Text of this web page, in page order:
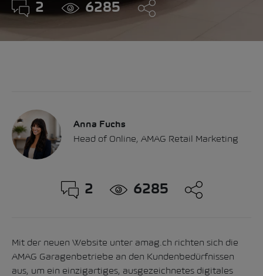
2 6285
Anna Fuchs
Head of Online, AMAG Retail Marketing
2 6285
Mit der neuen Website unter amag.ch richten sich die
AMAG Garagenbetriebe an den Kundenbedürfnissen
aus, um ein einzigartiges, ausgezeichnetes digitales